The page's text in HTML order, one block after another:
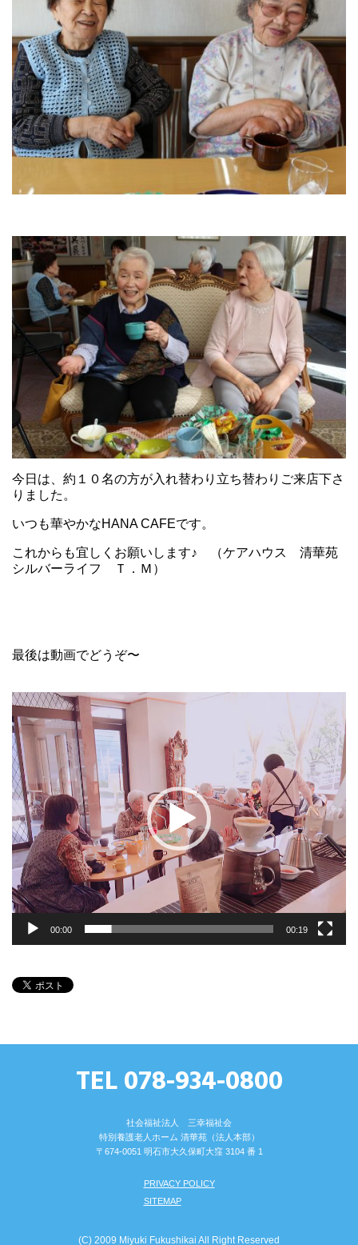
今日は、約１０名の方が入れ替わり立ち替わりご来店下さ
りました。
いつも華やかなHANA CAFEです。
これからも宜しくお願いします♪ （ケアハウス 清華苑
シルバーライフ Ｔ．Ｍ）
最後は動画でどうぞ〜
動
画
プ
レ
ー
ヤ
ー
00:00 00:19
TEL 078-934-0800
社会福祉法人 三幸福祉会
特別養護⽼⼈ホーム 清華苑（法⼈本部）
〒674-0051 明⽯市⼤久保町⼤窪 3104 番 1
PRIVACY POLICY
SITEMAP
(C) 2009 Miyuki Fukushikai All Right Reserved